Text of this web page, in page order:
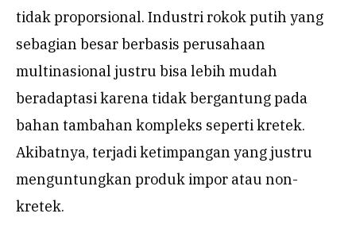
tidak proporsional. Industri rokok putih yang
sebagian besar berbasis perusahaan
multinasional justru bisa lebih mudah
beradaptasi karena tidak bergantung pada
bahan tambahan kompleks seperti kretek.
Akibatnya, terjadi ketimpangan yang justru
menguntungkan produk impor atau non-
kretek.